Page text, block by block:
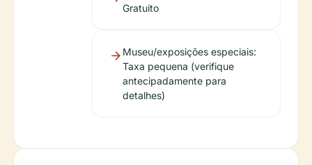
Gratuito
Museu/exposições especiais:
Taxa pequena (verifique
antecipadamente para
detalhes)